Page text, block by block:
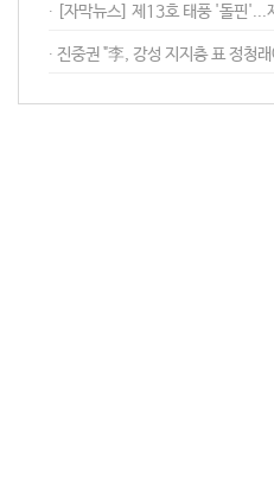
∙︎ [자막뉴스] 제13호 태풍 '돌핀'...